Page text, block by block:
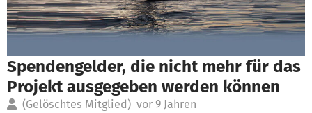
Spendengelder, die nicht mehr für das
Projekt ausgegeben werden können
(Gelöschtes Mitglied) vor 9 Jahren